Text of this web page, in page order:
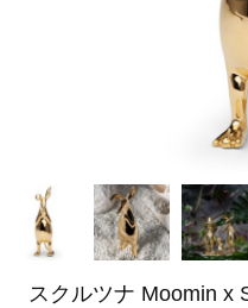
スクルツナ Moomin x